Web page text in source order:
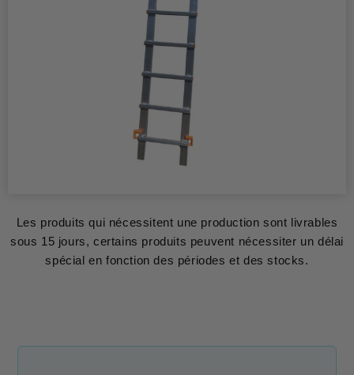
Les produits qui nécessitent une production sont livrables
sous 15 jours, certains produits peuvent nécessiter un délai
spécial en fonction des périodes et des stocks.